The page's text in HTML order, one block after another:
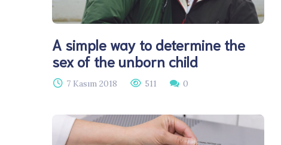
A simple way to determine the
sex of the unborn child
7 Kasım 2018 511 0